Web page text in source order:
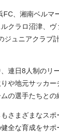
FC、湘南ベルマ
クラロ沼津、
ュニアクラブ計
連日8人制のリ
や地元サッカー
の選手たちとの
さまざまなスポ
全な育成をサポ